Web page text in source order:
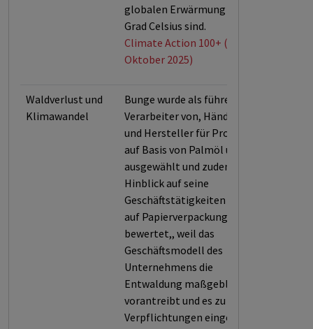
globalen Erwärmung um 1,5
Grad Celsius sind.
Climate Action 100+ (Stand:
Oktober 2025)
Waldverlust und
Klimawandel
Bunge wurde als führender
Verarbeiter von, Händler von
und Hersteller für Produkte
auf Basis von Palmöl und Soja
ausgewählt und zudem in
Hinblick auf seine
Geschäftstätigkeiten in Bezug
auf Papierverpackungen
bewertet,, weil das
Geschäftsmodell des
Unternehmens die
Entwaldung maßgeblich
vorantreibt und es zu geringe
Verpflichtungen eingeht, um